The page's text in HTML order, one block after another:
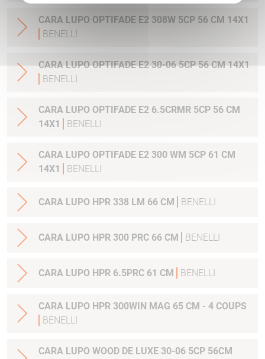
CARA LUPO OPTIFADE E2 308W 5CP 56 CM 14X1
BENELLI
CARA LUPO OPTIFADE E2 30-06 5CP 56 CM 14X1
BENELLI
CARA LUPO OPTIFADE E2 6.5CRMR 5CP 56 CM
14X1
BENELLI
CARA LUPO OPTIFADE E2 300 WM 5CP 61 CM
14X1
BENELLI
CARA LUPO HPR 338 LM 66 CM BENELLI
CARA LUPO HPR 300 PRC 66 CM BENELLI
CARA LUPO HPR 6.5PRC 61 CM BENELLI
CARA LUPO HPR 300WIN MAG 65 CM - 4 COUPS
BENELLI
CARA LUPO WOOD DE LUXE 30-06 5CP 56CM